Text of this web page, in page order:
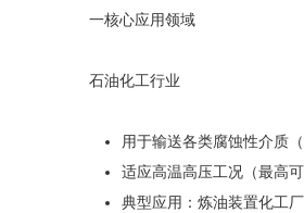
一核心应用领域
石油化工行业
用于输送各类腐蚀性介质
适应高温高压工况（最高可
典型应用：炼油装置化工